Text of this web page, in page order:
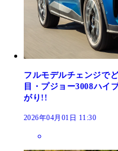
フルモデルチェンジ
目・プジョー3008ハイ
がり!!
2026年04月01日 11:30